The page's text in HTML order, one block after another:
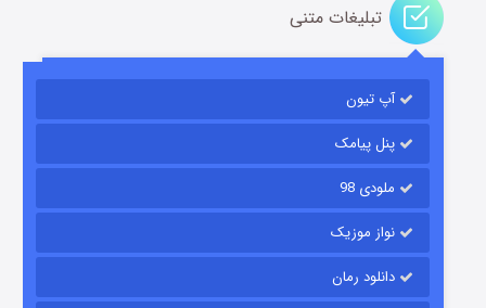
باب اسفنجی فصل ۱۷
قسمت۶ (زیرنویس) منتشر شد
تبلیغات متنی
آپ تیون
پنل پیامک
ملودی 98
نواز موزیک
دانلود رمان